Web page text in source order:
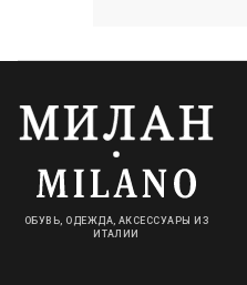
ОБУВЬ, ОДЕЖДА, АКСЕССУАРЫ ИЗ
ИТАЛИИ